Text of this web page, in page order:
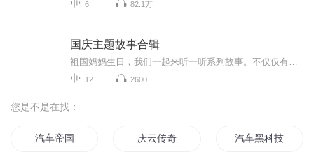
6 82.1万
国庆主题故事合辑
12 2600
您是不是在找：
汽车帝国 庆云传奇 汽车黑科技